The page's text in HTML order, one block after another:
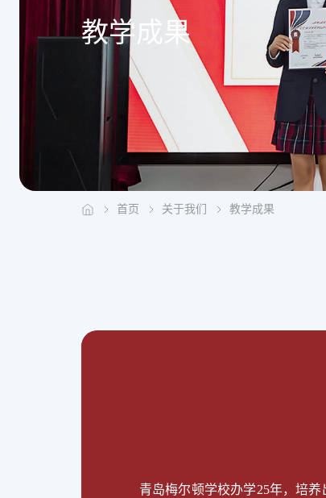
教学成果
首页 关于我们 教学成果
青岛梅尔顿学校办学25年，培